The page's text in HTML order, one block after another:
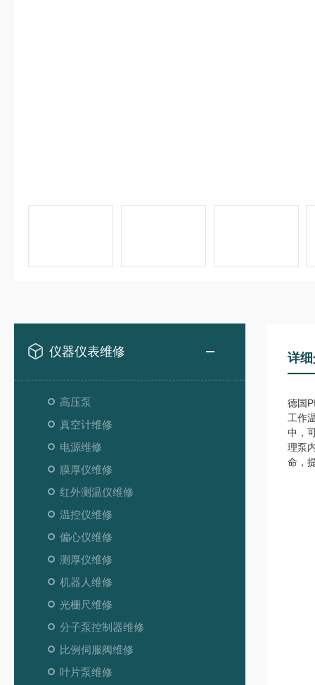
仪器仪表维修
高压泵
真空计维修
电源维修
膜厚仪维修
红外测温仪维修
温控仪维修
偏心仪维修
测厚仪维修
机器人维修
光栅尺维修
分子泵控制器维修
比例伺服阀维修
叶片泵维修
详
德国
工作
中，
理泵
命，